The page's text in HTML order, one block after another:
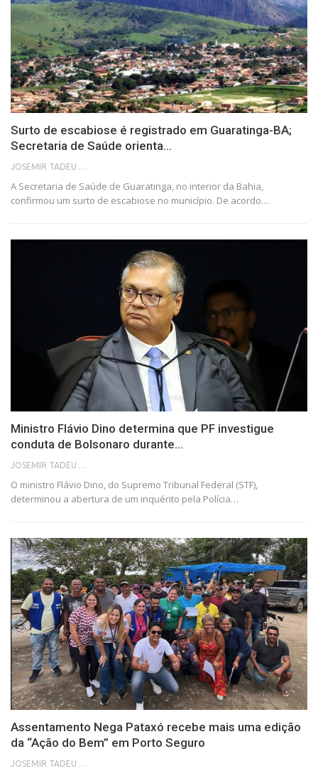
Surto de escabiose é registrado em Guaratinga-BA;
Secretaria de Saúde orienta…
A Secretaria de Saúde de Guaratinga, no interior da Bahia,
confirmou um surto de escabiose no município. De acordo…
Ministro Flávio Dino determina que PF investigue
conduta de Bolsonaro durante…
JOSEMIR TADEU FONSECA
O ministro Flávio Dino, do Supremo Tribunal Federal (STF),
determinou a abertura de um inquérito pela Polícia…
Assentamento Nega Pataxó recebe mais uma edição
da “Ação do Bem” em Porto Seguro
JOSEMIR TADEU FONSECA